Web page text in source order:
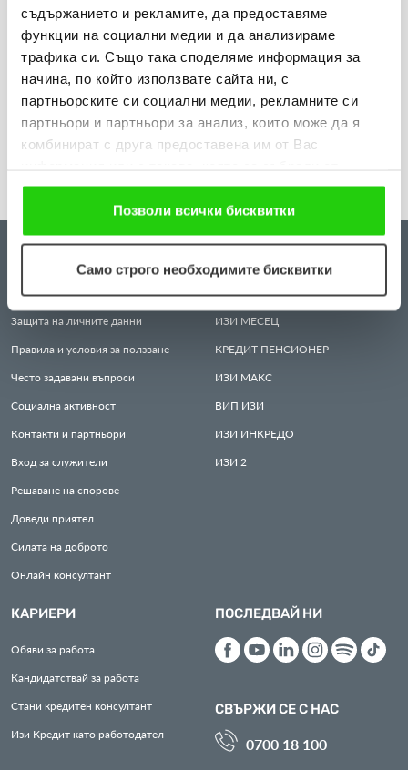
съдържанието и рекламите, да предоставяме
функции на социални медии и да анализираме
трафика си. Също така споделяме информация за
начина, по който използвате сайта ни, с
партньорските си социални медии, рекламните си
партньори и партньори за анализ, които може да я
комбинират с друга предоставена им от Вас
ползването от Ваша страна на услугите им. Ако
продължавате да използвате нашия уебсайт, Вие се
съгласявате с нашите "бисквитки".
Позволи всички бисквитки
Само строго необходимите бисквитки
31.07.2026
„Мобилен кабинет за репродуктивно здраве“
посети три населени места в община Разград
Виж повече
Всичко за нас
Защита на личните данни
Правила и условия за ползване
Често задавани въпроси
Социална активност
Контакти и партньори
Вход за служители
Решаване на спорове
Доведи приятел
Силата на доброто
Онлайн консултант
ИЗИКРЕДИТ
ИЗИ МЕСЕЦ
КРЕДИТ ПЕНСИОНЕР
ИЗИ МАКС
ВИП ИЗИ
ИЗИ ИНКРЕДО
ИЗИ 2
КАРИЕРИ
Обяви за работа
Кандидатствай за работа
Стани кредитен консултант
Изи Кредит като работодател
ПОСЛЕДВАЙ НИ
СВЪРЖИ СЕ С НАС
0700 18 100